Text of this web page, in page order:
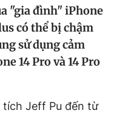
360
"gia đình" iPhone
có thể bị chậm
sử dụng cảm
14 Pro và 14 Pro
tích Jeff Pu đến từ